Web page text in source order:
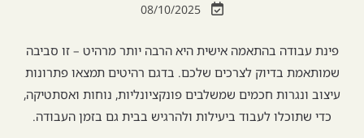
08/10/2025
פינת עבודה בהתאמה אישית היא הרבה יותר מרהיט – זו סביבה
שמותאמת בדיוק לצרכים שלכם. בדגם רהיטים תמצאו פתרונות
עיצוב ונגרות חכמים שמשלבים פונקציונליות, נוחות ואסתטיקה,
כדי שתוכלו לעבוד ביעילות ולהרגיש בבית גם בזמן העבודה.